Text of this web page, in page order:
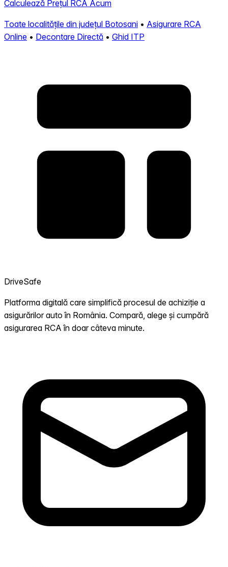
Calculează Prețul RCA Acum
Toate localitățile din județul Botosani • Asigurare RCA
Online • Decontare Directă • Ghid ITP
DriveSafe
Platforma digitală care simplifică procesul de achiziție a
asigurărilor auto în România. Compară, alege și cumpără
asigurarea RCA în doar câteva minute.